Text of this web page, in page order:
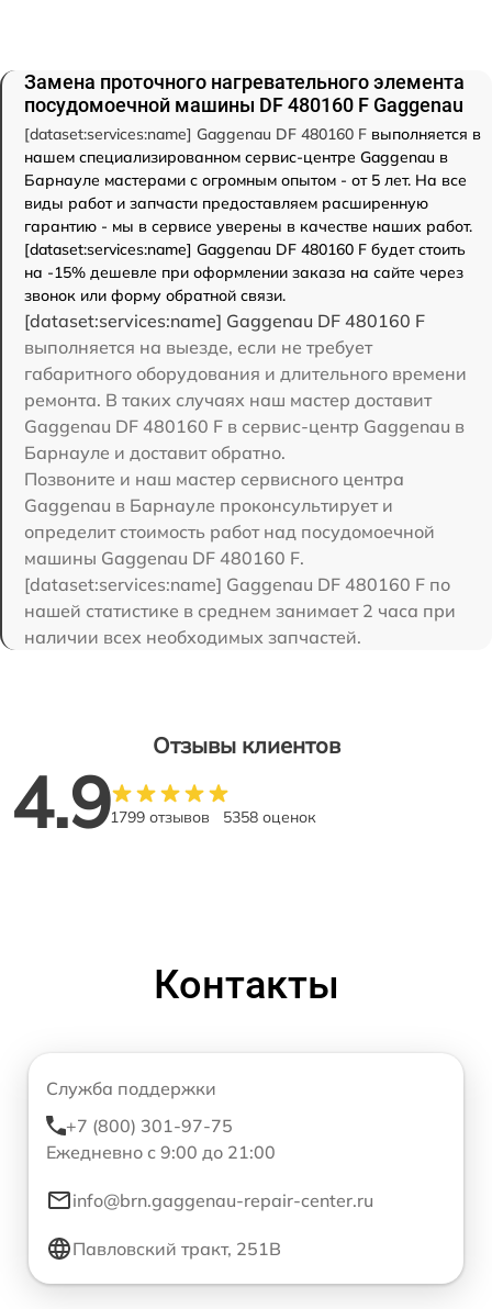
Замена проточного нагревательного элемента
посудомоечной машины DF 480160 F Gaggenau
[dataset:services:name] Gaggenau DF 480160 F выполняется в
нашем специализированном сервис-центре Gaggenau в
Барнауле мастерами с огромным опытом - от 5 лет. На все
виды работ и запчасти предоставляем расширенную
гарантию - мы в сервисе уверены в качестве наших работ.
[dataset:services:name] Gaggenau DF 480160 F будет стоить
на -15% дешевле при оформлении заказа на сайте через
звонок или форму обратной связи.
[dataset:services:name] Gaggenau DF 480160 F
выполняется на выезде, если не требует
габаритного оборудования и длительного времени
ремонта. В таких случаях наш мастер доставит
Gaggenau DF 480160 F в сервис-центр Gaggenau в
Барнауле и доставит обратно.
Позвоните и наш мастер сервисного центра
Gaggenau в Барнауле проконсультирует и
определит стоимость работ над посудомоечной
машины Gaggenau DF 480160 F.
[dataset:services:name] Gaggenau DF 480160 F по
нашей статистике в среднем занимает 2 часа при
наличии всех необходимых запчастей.
Отзывы клиентов
4.91799 отзывов 5358 оценок
Контакты
Служба поддержки
+7 (800) 301-97-75
Ежедневно с 9:00 до 21:00
info@brn.gaggenau-repair-center.ru
Павловский тракт, 251В